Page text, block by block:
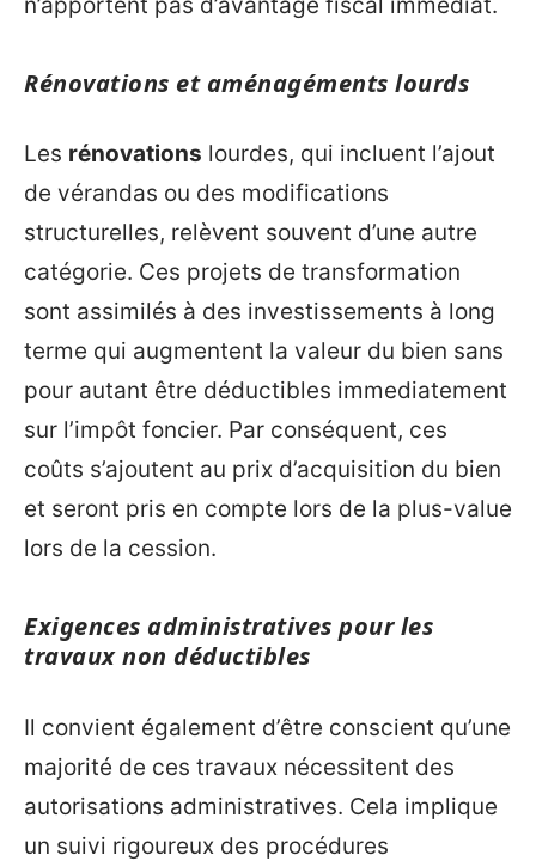
Rénovations et aménagéments lourds
Les rénovations lourdes, qui incluent l’ajout
de vérandas ou des modifications
structurelles, relèvent souvent d’une autre
catégorie. Ces projets de transformation
sont assimilés à des investissements à long
terme qui augmentent la valeur du bien sans
pour autant être déductibles immediatement
sur l’impôt foncier. Par conséquent, ces
coûts s’ajoutent au prix d’acquisition du bien
et seront pris en compte lors de la plus-value
lors de la cession.
Exigences administratives pour les
travaux non déductibles
Il convient également d’être conscient qu’une
majorité de ces travaux nécessitent des
autorisations administratives. Cela implique
un suivi rigoureux des procédures